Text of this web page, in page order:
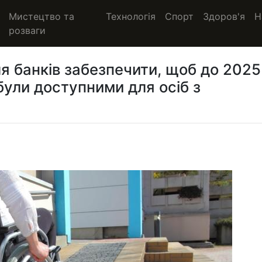
Мистецтво та
розваги
Технологія Спорт Здоров'я
банків забезпечити, щоб до 2025
доступними для осіб з